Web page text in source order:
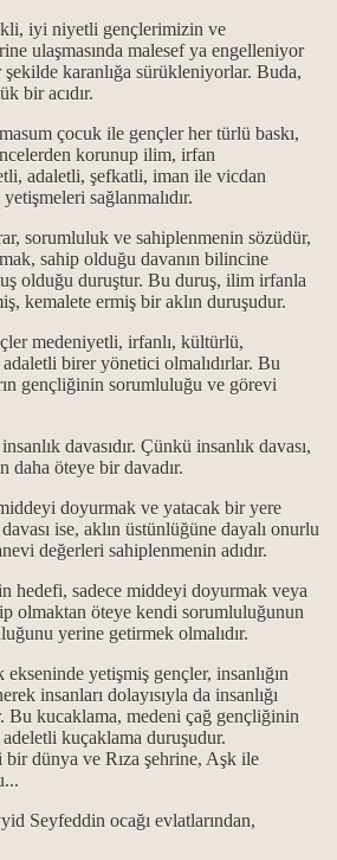
iyi niyetli gençlerimizin ve
ulaşmasında malesef ya engelleniyor
karanlığa sürükleniyorlar. Buda,
bir acıdır.
çocuk ile gençler her türlü baskı,
korunup ilim, irfan
adaletli, şefkatli, iman ile vicdan
sağlanmalıdır.
sorumluluk ve sahiplenmenin sözüdür,
sahip olduğu davanın bilincine
olduğu duruştur. Bu duruş, ilim irfanla
kemalete ermiş bir aklın duruşudur.
medeniyetli, irfanlı, kültürlü,
birer yönetici olmalıdırlar. Bu
gençliğinin sorumluluğu ve görevi
davasıdır. Çünkü insanlık davası,
daha öteye bir davadır.
doyurmak ve yatacak bir yere
ise, aklın üstünlüğüne dayalı onurlu
değerleri sahiplenmenin adıdır.
hedefi, sadece middeyi doyurmak veya
olmaktan öteye kendi sorumluluğunun
yerine getirmek olmalıdır.
yetişmiş gençler, insanlığın
insanları dolayısıyla da insanlığı
Bu kucaklama, medeni çağ gençliğinin
kuçaklama duruşudur.
dünya ve Rıza şehrine, Aşk ile
Seyfeddin ocağı evlatlarından,
ikrardır...